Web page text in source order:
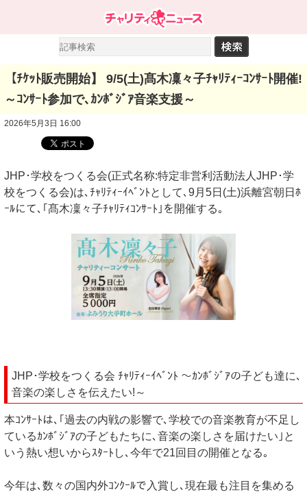
【ﾁｹｯﾄ販売開始】 9/5(土)髙木凜々子ﾁｬﾘﾃｨｰｺﾝｻｰﾄ開催!
～ｺﾝｻｰﾄ参加で､ｶﾝﾎﾞｼﾞｱ音楽支援～
2026年5月3日 16:00
JHP･学校をつくる会(正式名称:特定非営利活動法人JHP･学
校をつくる会)は､ﾁｬﾘﾃｨｰｲﾍﾞﾝﾄとして､9月5日(土)浜離宮朝日ﾎ
ｰﾙにて､｢髙木凜々子ﾁｬﾘﾃｨｺﾝｻｰﾄ｣を開催する｡
JHP･学校をつくる会 ﾁｬﾘﾃｨｰｲﾍﾞﾝﾄ ～ｶﾝﾎﾞｼﾞｱの子ども達に､
音楽の楽しさを伝えたい!～
本ｺﾝｻｰﾄは､｢過去の内戦の影響で､学校での音楽教育が不足し
ているｶﾝﾎﾞｼﾞｱの子どもたちに､音楽の楽しさを届けたい｣と
いう熱い想いからｽﾀｰﾄし､今年で21回目の開催となる｡
今年は､数々の国内外ｺﾝｸｰﾙで入賞し､現在最も注目を集める